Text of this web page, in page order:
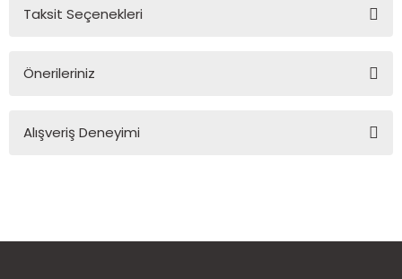
Ürün hakkında henüz soru sorulmamış.
Taksit Seçenekleri
Önerileriniz
konularda yetersiz gördüğünüz noktaları öneri formunu
Alışveriş Deneyimi